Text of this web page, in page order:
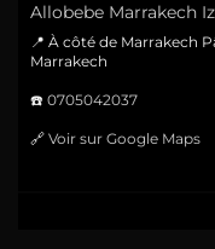
Allobebe Marrakech
📍 À côté de Marrakech
Marrakech
☎️ 0705042037
🔗 Voir sur Google Maps